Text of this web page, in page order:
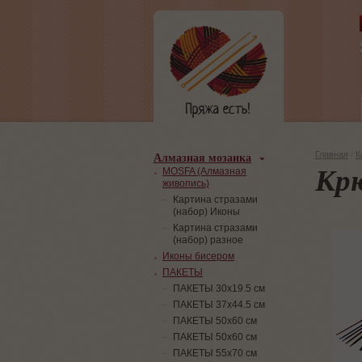
Главная
Алмазная мозаика
MOSFA (Алмазная
живопись)
Картина стразами
(набор) Иконы
Картина стразами
(набор) разное
Иконы бисером
ПАКЕТЫ
ПАКЕТЫ 30х19.5 см
ПАКЕТЫ 37х44.5 см
ПАКЕТЫ 50х60 см
ПАКЕТЫ 50х60 см
ПАКЕТЫ 55х70 см